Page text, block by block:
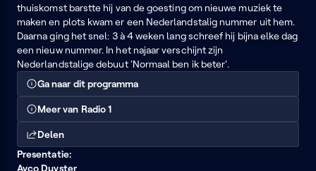
thuiskomst barstte hij van de goesting om nieuwe muziek te
maken en plots kwam er een Nederlandstalig nummer uit hem.
Daarna ging het snel: 3 à 4 weken lang schreef hij bijna elke dag
een nieuw nummer. In het najaar verschijnt zijn
Nederlandstalige debuut 'Normaal ben ik beter'.
Ga naar dit programma
Meer van Radio 1
Delen
Presentatie:
Ayco Duyster